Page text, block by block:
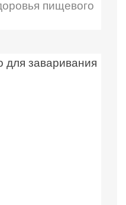
пищевого
для заваривания